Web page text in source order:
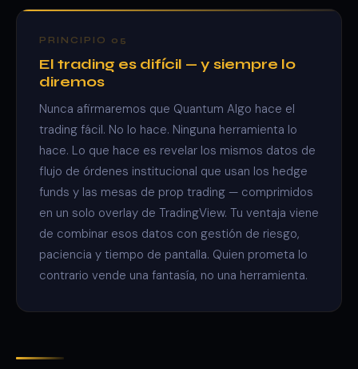
PRINCIPIO 05
El trading es difícil — y siempre lo
diremos
Nunca afirmaremos que Quantum Algo hace el
trading fácil. No lo hace. Ninguna herramienta lo
hace. Lo que hace es revelar los mismos datos de
flujo de órdenes institucional que usan los hedge
funds y las mesas de prop trading — comprimidos
en un solo overlay de TradingView. Tu ventaja viene
de combinar esos datos con gestión de riesgo,
paciencia y tiempo de pantalla. Quien prometa lo
contrario vende una fantasía, no una herramienta.